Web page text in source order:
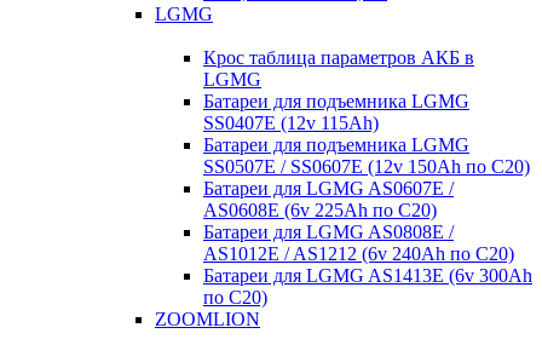
LGMG
Крос таблица параметров АКБ в
LGMG
Батареи для подъемника LGMG
SS0407E (12v 115Ah)
Батареи для подъемника LGMG
SS0507E / SS0607E (12v 150Ah по С20)
Батареи для LGMG AS0607E /
AS0608E (6v 225Ah по С20)
Батареи для LGMG AS0808E /
AS1012E / AS1212 (6v 240Ah по С20)
Батареи для LGMG AS1413E (6v 300Ah
по С20)
ZOOMLION